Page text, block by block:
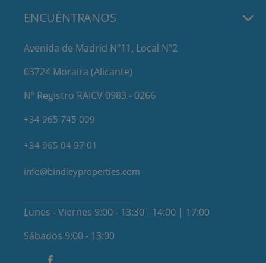
ENCUÉNTRANOS
Avenida de Madrid Nº11, Local Nº2
03724 Moraira (Alicante)
Nº Registro RAICV 0983 - 0266
+34 965 745 009
+34 965 04 97 01
info@bindleyproperties.com
Lunes - Viernes 9:00 - 13:30 - 14:00 | 17:00
Sábados 9:00 - 13:00